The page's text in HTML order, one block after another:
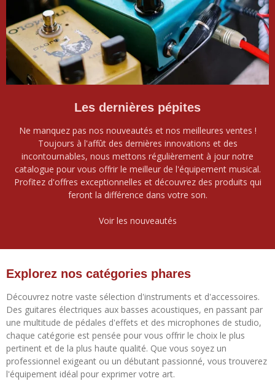
Les dernières pépites
Ne manquez pas nos nouveautés et nos meilleures ventes !
Toujours à l'affût des dernières innovations et des
incontournables, nous mettons régulièrement à jour notre
catalogue pour vous offrir le meilleur de l'équipement musical.
Profitez d'offres exceptionnelles et découvrez des produits qui
feront la différence dans votre son.
Voir les nouveautés
Explorez nos catégories phares
Découvrez notre vaste sélection d'instruments et d'accessoires.
Des guitares électriques aux basses acoustiques, en passant par
une multitude de pédales d'effets et des microphones de studio,
chaque catégorie est pensée pour vous offrir le choix le plus
pertinent et de la plus haute qualité. Que vous soyez un
professionnel exigeant ou un débutant passionné, vous trouverez
l'équipement idéal pour exprimer votre art.